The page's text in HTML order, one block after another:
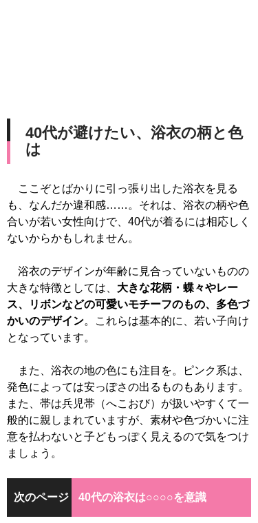
40代が避けたい、浴衣の柄と色
は
ここぞとばかりに引っ張り出した浴衣を見る
も、なんだか違和感……。それは、浴衣の柄や色
合いが若い女性向けで、40代が着るには相応しく
ないからかもしれません。
浴衣のデザインが年齢に見合っていないものの
大きな特徴としては、 大きな花柄・蝶々やレー
ス、リボンなどの可愛いモチーフのもの、多色づ
かいのデザイン。これらは基本的に、若い子向け
となっています。
また、浴衣の地の色にも注目を。ピンク系は、
発色によっては安っぽさの出るものもあります。
また、帯は兵児帯（へこおび）が扱いやすくて一
般的に親しまれていますが、素材や色づかいに注
意を払わないと子どもっぽく見えるので気をつけ
ましょう。
次のページ 40代の浴衣は○○○○を意識